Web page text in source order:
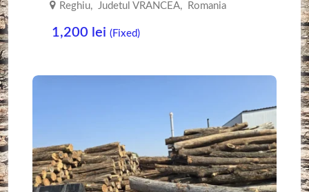
Reghiu, Judetul VRANCEA, Romania
1,200 lei (Fixed)